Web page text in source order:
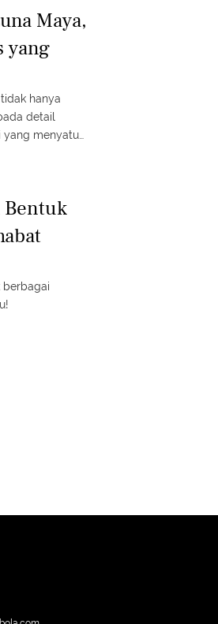
Maya,
yang
hanya
detail
yang menyatu
Bentuk
berbagai